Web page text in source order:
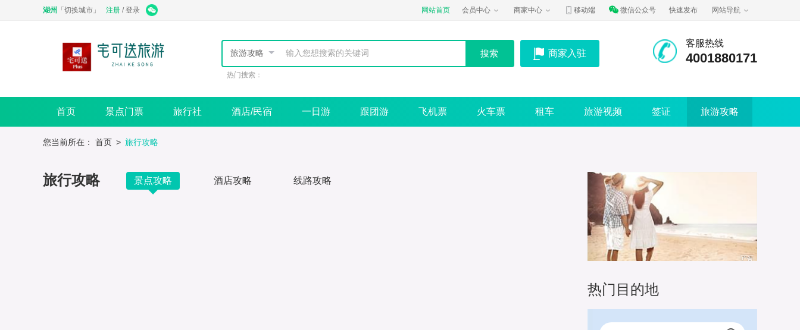
湖州 「 切换城市 」 注册 /登录 网站首页 会员中心 商家中心 移动端 微信公众号 快速发布 网站导航
旅游攻略
热门搜索：
商家入驻
客服热线
4001880171
首页 景点门票 旅行社 酒店/民宿 一日游 跟团游 飞机票 火车票 租车 旅游视频 签证 旅游攻略
您当前所在： 首页 > 旅行攻略
旅行攻略 景点攻略 酒店攻略 线路攻略
热门目的地